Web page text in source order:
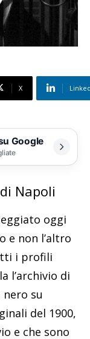
X
Google
Napoli
oggi
e non l’altro
i profili
l’archivio di
su
del 1900,
e che sono